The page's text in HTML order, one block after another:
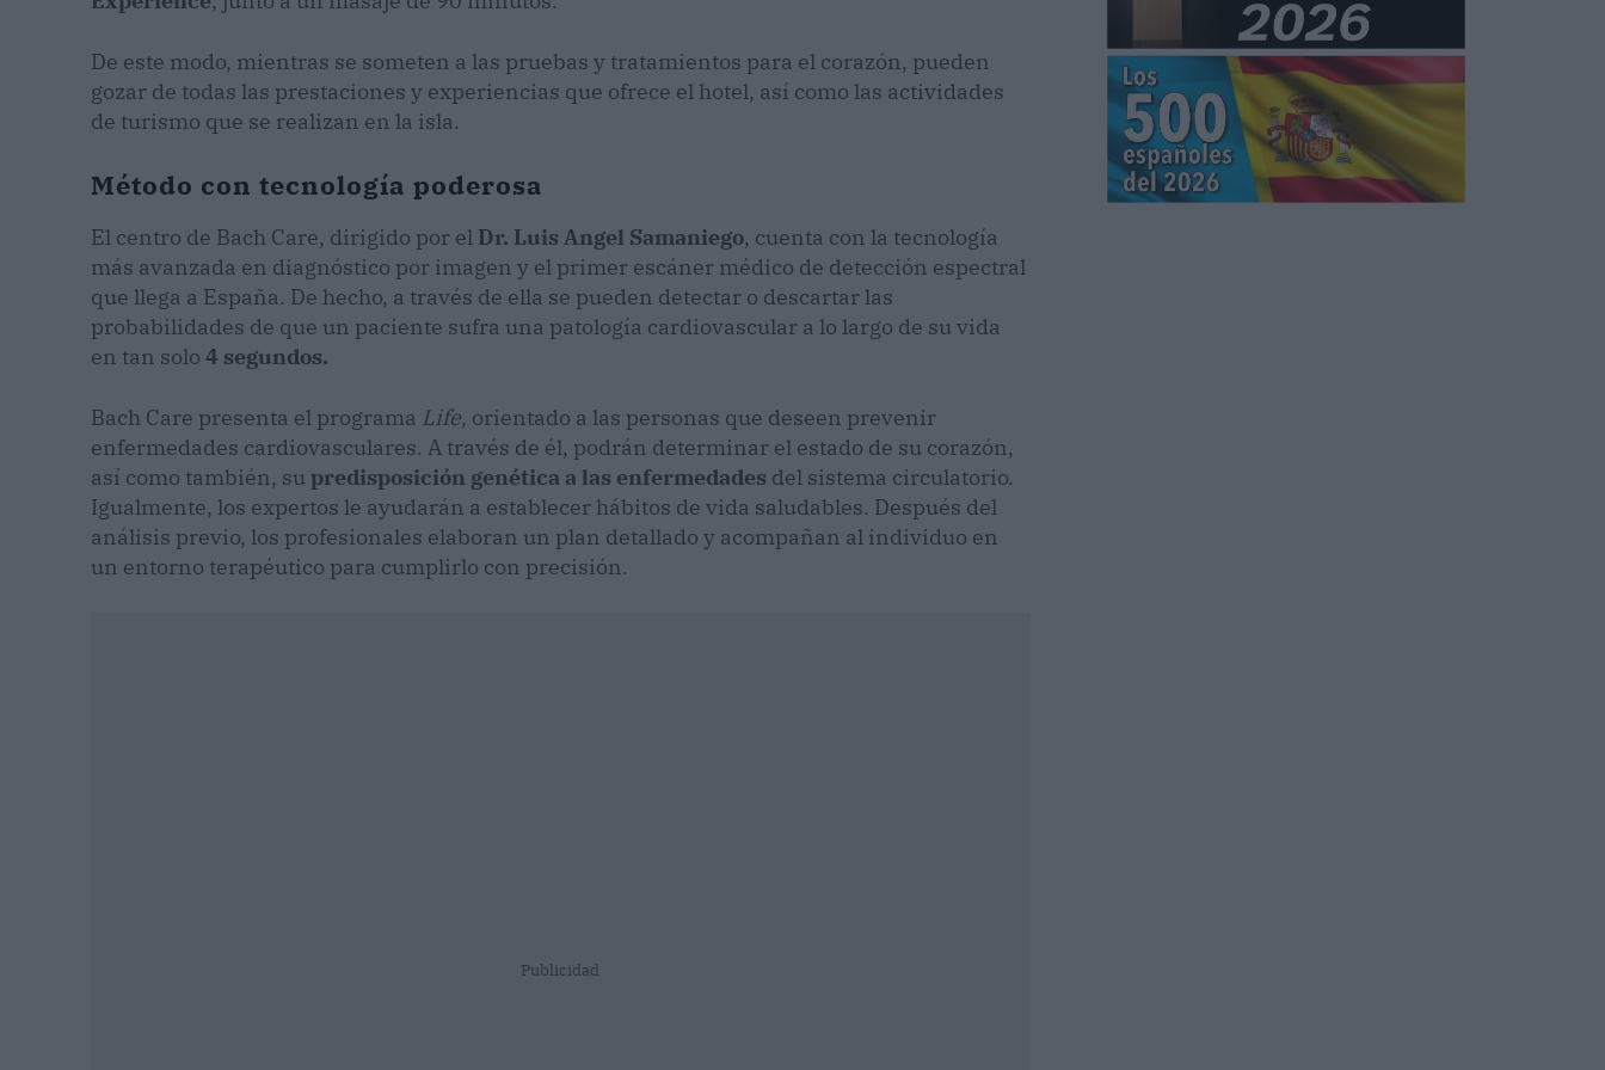
De este modo, mientras se someten a las pruebas y tratamientos para el corazón, pueden
gozar de todas las prestaciones y experiencias que ofrece el hotel, así como las actividades
de turismo que se realizan en la isla.
Método con tecnología poderosa
El centro de Bach Care, dirigido por el Dr. Luis Angel Samaniego, cuenta con la tecnología
más avanzada en diagnóstico por imagen y el primer escáner médico de detección espectral
que llega a España. De hecho, a través de ella se pueden detectar o descartar las
probabilidades de que un paciente sufra una patología cardiovascular a lo largo de su vida
en tan solo 4 segundos.
Bach Care presenta el programa Life, orientado a las personas que deseen prevenir
enfermedades cardiovasculares. A través de él, podrán determinar el estado de su corazón,
así como también, supredisposición genética a las enfermedades del sistema circulatorio.
Igualmente, los expertos le ayudarán a establecer hábitos de vida saludables. Después del
análisis previo, los profesionales elaboran un plan detallado y acompañan al individuo en
un entorno terapéutico para cumplirlo con precisión.
Publicidad